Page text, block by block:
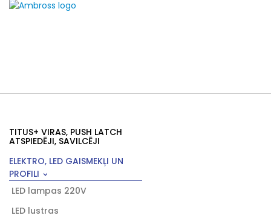
TITUS+ VIRAS, PUSH LATCH
ATSPIEDĒJI, SAVILCĒJI
ELEKTRO, LED GAISMEKĻI UN
PROFILI
LED lampas 220V
LED lustras